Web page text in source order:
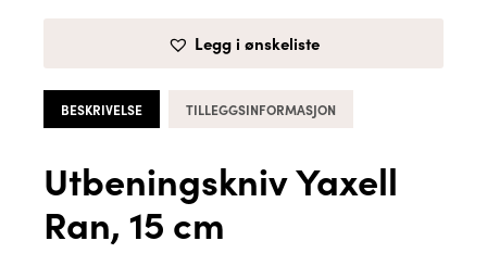
Legg i ønskeliste
BESKRIVELSE TILLEGGSINFORMASJON
Utbeningskniv Yaxell
Ran, 15 cm